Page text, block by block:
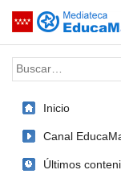
Saltar navegación
Palabra o frase:
Inicio
Canal
Últimos